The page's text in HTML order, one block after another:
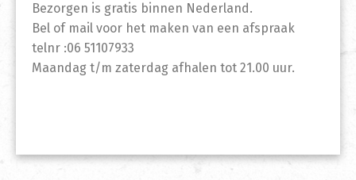
Bezorgen is gratis binnen Nederland.
Bel of mail voor het maken van een afspraak
telnr :06 51107933
Maandag t/m zaterdag afhalen tot 21.00 uur.